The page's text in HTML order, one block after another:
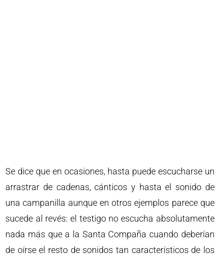
Se dice que en ocasiones, hasta puede escucharse un
arrastrar de cadenas, cánticos y hasta el sonido de
una campanilla aunque en otros ejemplos parece que
sucede al revés: el testigo no escucha absolutamente
nada más que a la Santa Compaña cuando deberían
de oírse el resto de sonidos tan característicos de los